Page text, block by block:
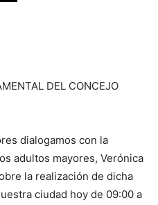
DEL CONCEJO
dialogamos con la
adultos mayores, Verónica
la realización de dicha
ciudad hoy de 09:00 a